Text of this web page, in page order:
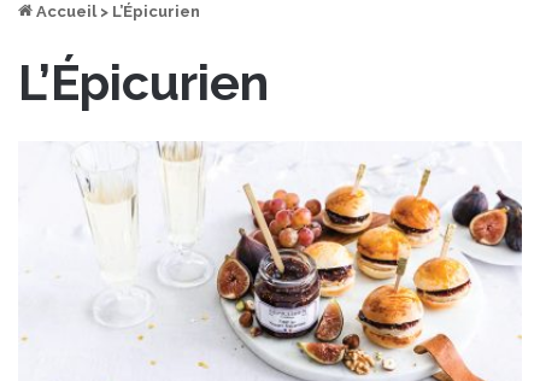
Accueil > L’Épicurien
L’Épicurien